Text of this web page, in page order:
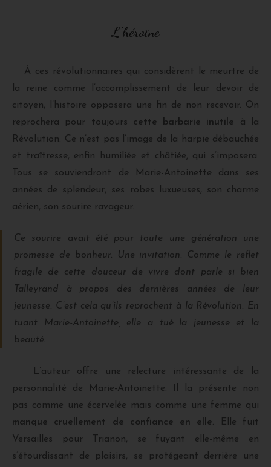
L’héroïne
À ces révolutionnaires qui considèrent le meurtre de
la reine comme l’accomplissement de leur devoir de
citoyen, l’histoire opposera une fin de non recevoir. On
reprochera pour toujours cette barbarie inutile à la
Révolution. Ce n’est pas l’image de la harpie débauchée
et traîtresse, enfin humiliée et châtiée, qui s’imposera.
Tous se souviendront de Marie-Antoinette dans ses
années de splendeur, ses robes luxueuses, son charme
aérien, son sourire ravageur.
Ce sourire avait été pour toute une génération une
promesse de bonheur. Une invitation. Comme le reflet
fragile de cette douceur de vivre dont parle si bien
Talleyrand à propos des dernières années de leur
jeunesse. C’est cela qu’ils reprochent à la Révolution. En
tuant Marie-Antoinette, elle a tué la jeunesse et la
beauté.
L’auteur offre une relecture intéressante de la
personnalité de Marie-Antoinette. Il la présente non
pas comme une écervelée mais comme une femme qui
manque cruellement de confiance en elle. Elle fuit
Versailles pour Trianon, se fuyant elle-même en
s’étourdissant de plaisirs, se protégeant derrière une